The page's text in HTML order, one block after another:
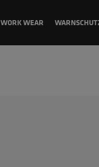
WORK WEAR